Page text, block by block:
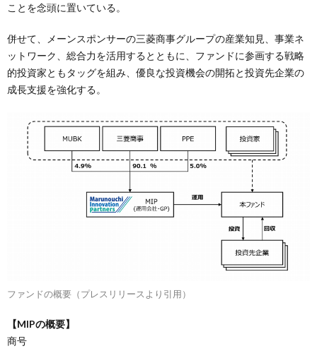
ことを念頭に置いている。
併せて、メーンスポンサーの三菱商事グループの産業知見、事業ネ
ットワーク、総合力を活用するとともに、ファンドに参画する戦略
的投資家ともタッグを組み、優良な投資機会の開拓と投資先企業の
成長支援を強化する。
ファンドの概要（プレスリリースより引用）
【MIPの概要】
商号